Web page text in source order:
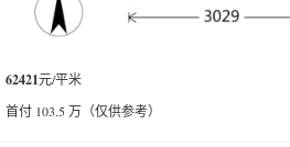
62421元/平米
首付 103.5 万（仅供参考）